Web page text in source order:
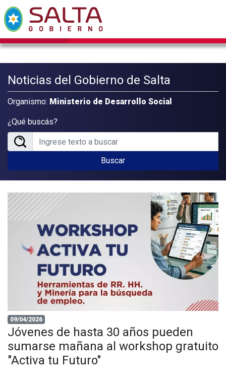
Noticias del Gobierno de Salta
Organismo: Ministerio de Desarrollo Social
¿Qué buscás?
Buscar
09/04/2026
Jóvenes de hasta 30 años pueden
sumarse mañana al workshop gratuito
"Activa tu Futuro"